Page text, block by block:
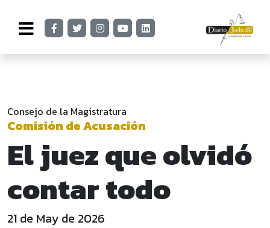
Consejo de la Magistratura
Comisión de Acusación
El juez que olvidó
contar todo
21 de May de 2026